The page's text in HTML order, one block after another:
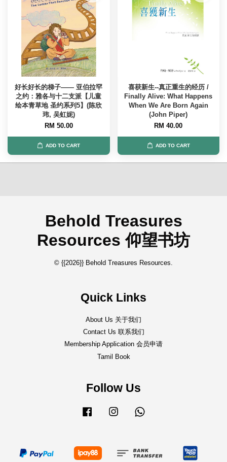
好长好长的梯子—— 亚伯拉罕
之约：雅各与十二支派【儿童
绘本青草地 圣约系列5】(陈欣
玮, 吴虹妮)
RM 50.00
ADD TO CART
喜获新生--真正重生的经历 /
Finally Alive: What Happens
When We Are Born Again
(John Piper)
RM 40.00
ADD TO CART
Behold Treasures
Resources 仰望书坊
© {{2026}} Behold Treasures Resources.
Quick Links
About Us 关于我们
Contact Us 联系我们
Membership Application 会员申请
Tamil Book
Follow Us
Facebook Instagram